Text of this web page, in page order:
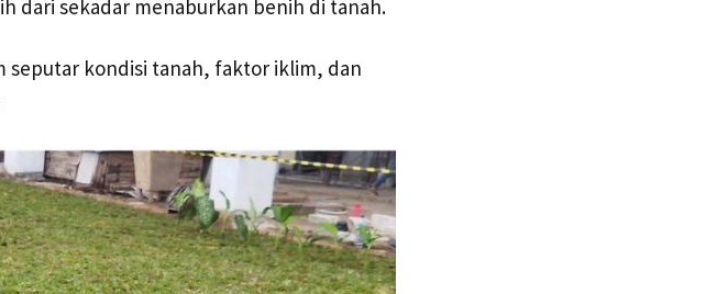
dari sekadar menaburkan benih di tanah.
seputar kondisi tanah, faktor iklim, dan